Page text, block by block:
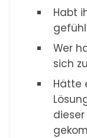
Habt
Wer
sich
Hätte